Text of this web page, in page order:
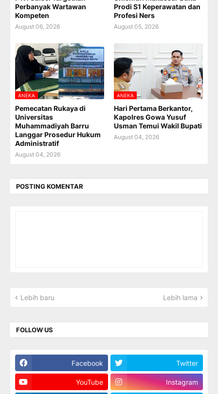
Perbanyak Wartawan
Kompeten
August 06, 2026
Prodi S1 Keperawatan dan
Profesi Ners
August 05, 2026
ANEKA
Pemecatan Rukaya di
Universitas
Muhammadiyah Barru
Langgar Prosedur Hukum
Administratif
August 04, 2026
ANEKA
Hari Pertama Berkantor,
Kapolres Gowa Yusuf
Usman Temui Wakil Bupati
August 04, 2026
POSTING KOMENTAR
Lebih baru Lebih lama
FOLLOW US
Facebook Twitter
YouTube Instagram